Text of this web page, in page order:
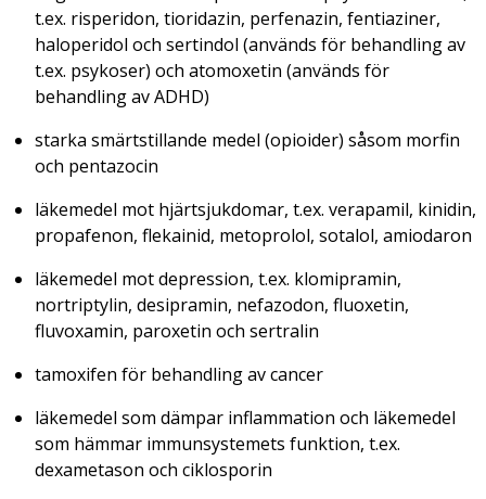
t.ex. risperidon, tioridazin, perfenazin, fentiaziner,
haloperidol och sertindol (används för behandling av
t.ex. psykoser) och atomoxetin (används för
behandling av ADHD)
starka smärtstillande medel (opioider) såsom morfin
och pentazocin
läkemedel mot hjärtsjukdomar, t.ex. verapamil, kinidin,
propafenon, flekainid, metoprolol, sotalol, amiodaron
läkemedel mot depression, t.ex. klomipramin,
nortriptylin, desipramin, nefazodon, fluoxetin,
fluvoxamin, paroxetin och sertralin
tamoxifen för behandling av cancer
läkemedel som dämpar inflammation och läkemedel
som hämmar immunsystemets funktion, t.ex.
dexametason och ciklosporin